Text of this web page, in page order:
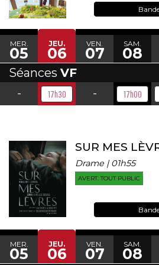
MER.
05
JEU.
06
VEN.
07
SAM.
08
Séances VF
-
17h30 - 17h00
SUR MES
Drame | 01h55
AVERT. TOUT PUBLIC
MER.
05
JEU.
06
VEN.
07
SAM.
08